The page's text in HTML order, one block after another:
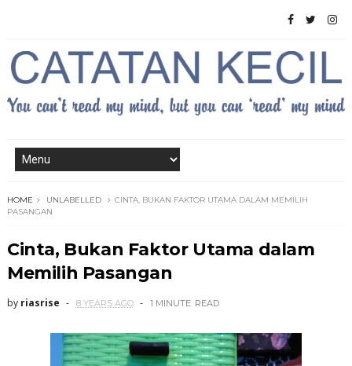
HOME UNLABELLED
CINTA, BUKAN FAKTOR UTAMA DALAM MEMILIH
PASANGAN
Cinta, Bukan Faktor Utama dalam
Memilih Pasangan
by riasrise 8 YEARS AGO 1 MINUTE READ